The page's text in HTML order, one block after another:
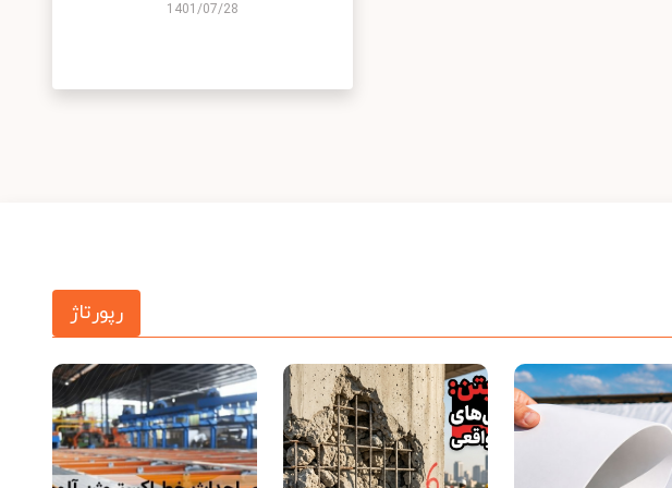
1401/07/28
رپورتاژ